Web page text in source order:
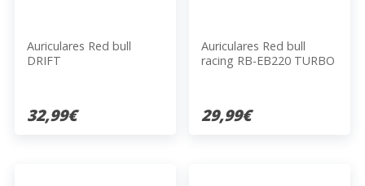
Auriculares Red bull
DRIFT
32,99€
Auriculares Red bull
racing RB-EB220 TURBO
29,99€